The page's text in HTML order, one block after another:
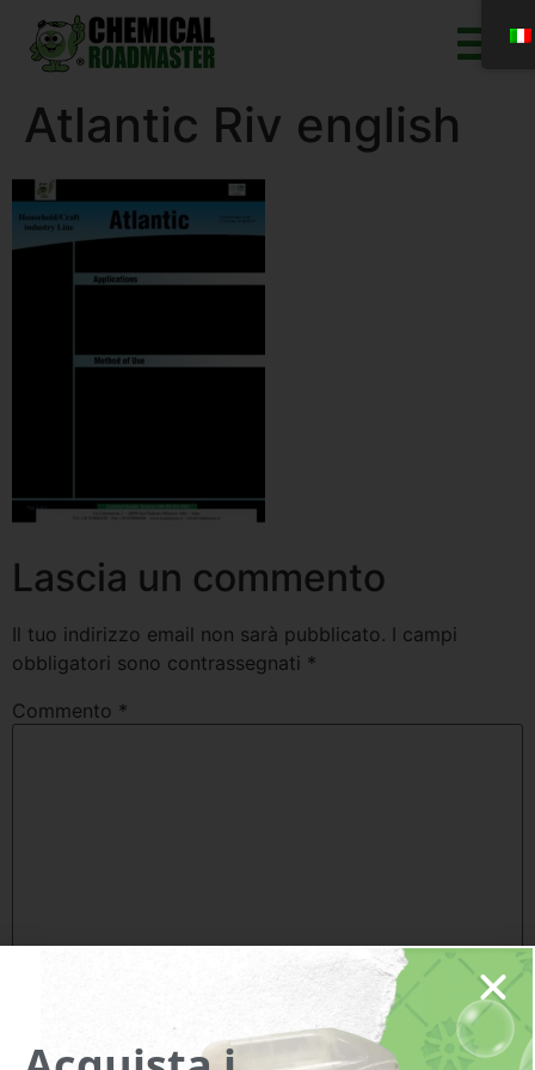
Atlantic Riv english
Lascia un commento
Il tuo indirizzo email non sarà pubblicato. I campi
obbligatori sono contrassegnati *
Commento *